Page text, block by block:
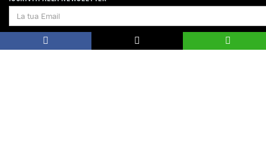
Seguici sui nostri profili social